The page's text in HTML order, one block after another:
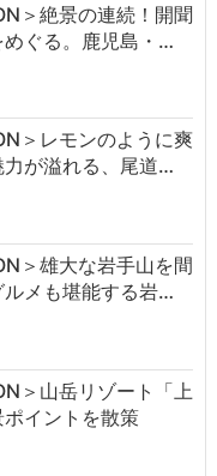
＞絶景の連続！開聞
ぐる。鹿児島・…
＞レモンのように爽
が溢れる、尾道…
＞雄大な岩手山を間
メも堪能する岩…
＞山岳リゾート「上
イントを散策